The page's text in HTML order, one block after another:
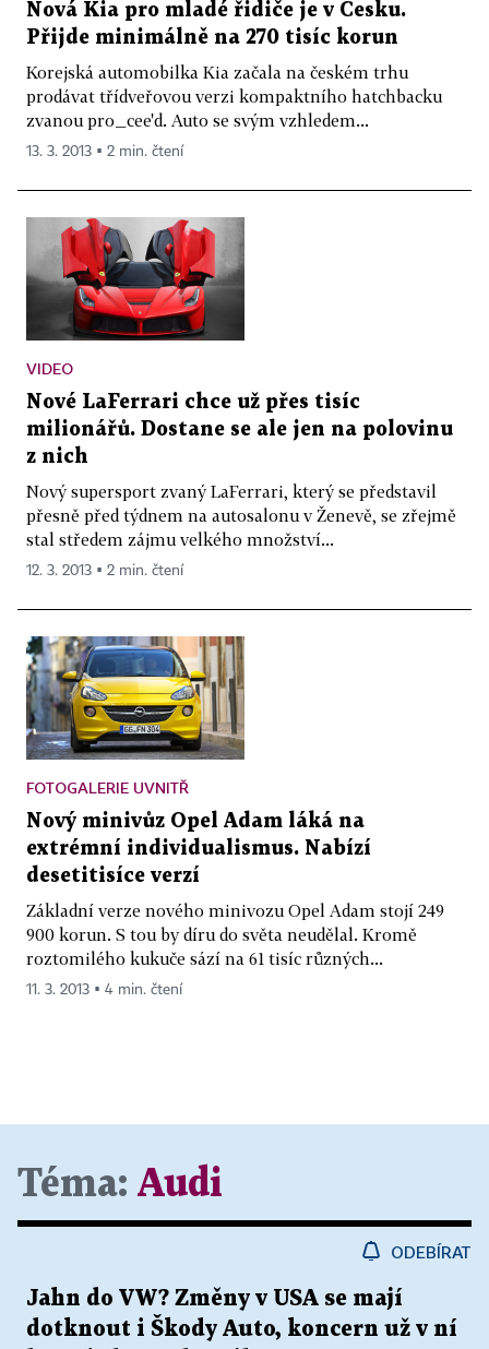
Nová Kia pro mladé řidiče je v Česku.
Přijde minimálně na 270 tisíc korun
Korejská automobilka Kia začala na českém trhu
prodávat třídveřovou verzi kompaktního hatchbacku
zvanou pro_cee'd. Auto se svým vzhledem...
13. 3. 2013 ▪ 2 min. čtení
VIDEO
Nové LaFerrari chce už přes tisíc
milionářů. Dostane se ale jen na polovinu
z nich
Nový supersport zvaný LaFerrari, který se představil
přesně před týdnem na autosalonu v Ženevě, se zřejmě
stal středem zájmu velkého množství...
12. 3. 2013 ▪ 2 min. čtení
FOTOGALERIE UVNITŘ
Nový minivůz Opel Adam láká na
extrémní individualismus. Nabízí
desetitisíce verzí
Základní verze nového minivozu Opel Adam stojí 249
900 korun. S tou by díru do světa neudělal. Kromě
roztomilého kukuče sází na 61 tisíc různých...
11. 3. 2013 ▪ 4 min. čtení
Téma: Audi
ODEBÍRAT
Jahn do VW? Změny v USA se mají
dotknout i Škody Auto, koncern už v ní